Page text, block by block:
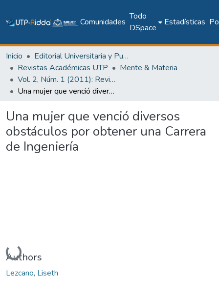
Comunidades
Todo
DSpace
Estadísticas
Inicio
Editorial Universitaria y Publicaciones Seriadas
Revistas Académicas UTP
Mente & Materia
Vol. 2, Núm. 1 (2011): Revista Mente & Materia
Una mujer que venció diversos obstáculos por obtener una Carrera de Ingeniería
Una mujer que venció diversos
obstáculos por obtener una Carrera
de Ingeniería
Cargando...
Authors
Lezcano, Liseth